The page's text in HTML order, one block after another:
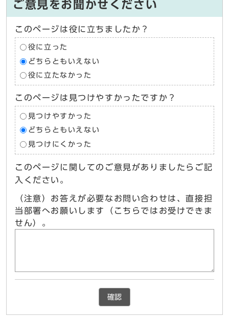
ご意見をお聞かせください
このページは役に立ちましたか？
役に立った
どちらともいえない
役に立たなかった
このページは見つけやすかったですか？
見つけやすかった
どちらともいえない
見つけにくかった
このページに関してのご意見がありましたらご記
入ください。
（注意）お答えが必要なお問い合わせは、直接担
当部署へお願いします（こちらではお受けできま
せん）。
確認